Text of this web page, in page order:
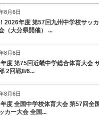
8月6日
2026年度 第57回九州中学校サッ
（大分県開催） ...
8月6日
度 第75回近畿中学総合体育大会
2回戦8/6...
8月6日
度 全国中学校体育大会 第57回全
カー大会 全国...